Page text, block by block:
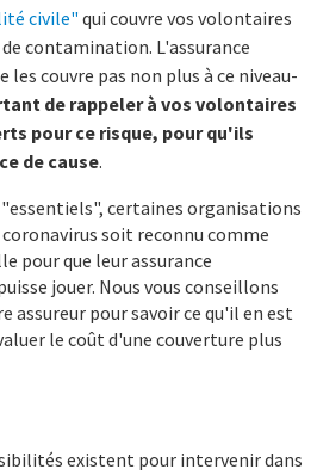
civile" qui couvre vos volontaires
contamination. L'assurance
couvre pas non plus à ce niveau-
de rappeler à vos volontaires
pour ce risque, pour qu'ils
de cause.
"essentiels", certaines organisations
soit reconnu comme
pour que leur assurance
jouer. Nous vous conseillons
assureur pour savoir ce qu'il en est
le coût d'une couverture plus
existent pour intervenir dans